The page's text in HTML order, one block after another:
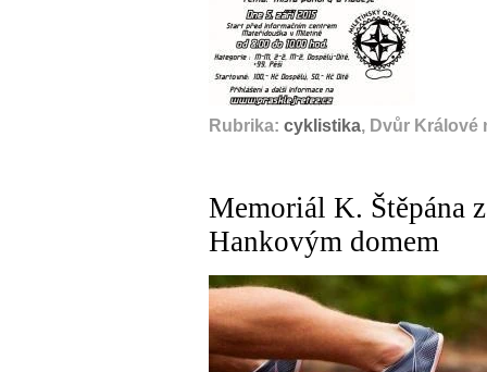
Rubrika: cyklistika, Dvůr Králové
Memoriál K. Štěpána
Hankovým domem